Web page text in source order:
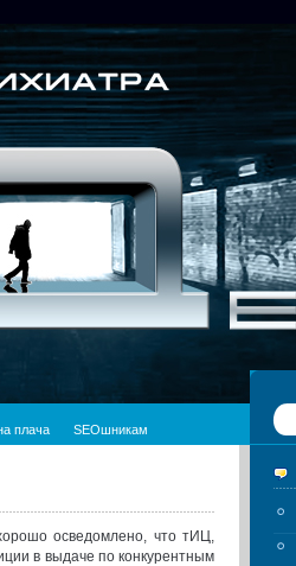
плача SEOшникам
осведомлено, что тИЦ,
в выдаче по конкурентным